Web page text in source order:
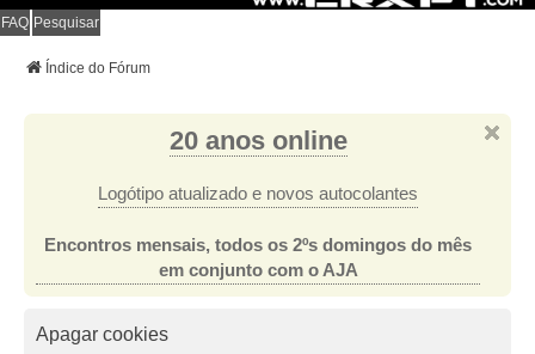
FAQ Pesquisar
Índice do Fórum
20 anos online
Logótipo atualizado e novos autocolantes
Encontros mensais, todos os 2ºs domingos do mês
em conjunto com o AJA
Apagar cookies